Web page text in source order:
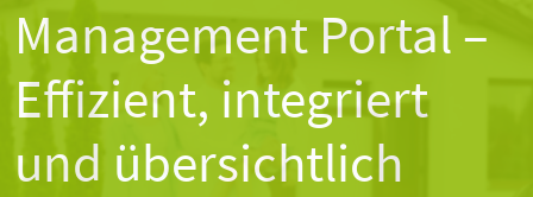
Management Portal –
Effizient, integriert
und übersichtlich